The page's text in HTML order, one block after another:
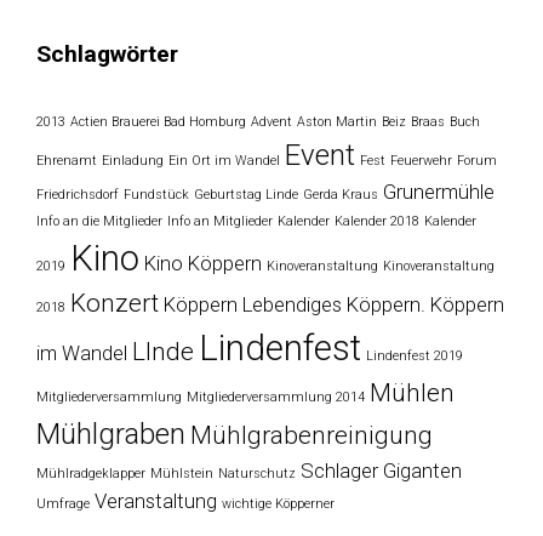
Schlagwörter
2013 Actien Brauerei Bad Homburg Advent Aston Martin Beiz Braas Buch
Ehrenamt Einladung Ein Ort im Wandel Event Fest Feuerwehr Forum
Friedrichsdorf Fundstück Geburtstag Linde Gerda Kraus Grunermühle
Info an die Mitglieder Info an Mitglieder Kalender Kalender 2018 Kalender
2019 Kino Kino Köppern Kinoveranstaltung Kinoveranstaltung
2018 Konzert Köppern Lebendiges Köppern. Köppern
im Wandel LInde Lindenfest Lindenfest 2019
Mitgliederversammlung Mitgliederversammlung 2014 Mühlen
Mühlgraben Mühlgrabenreinigung
Mühlradgeklapper Mühlstein Naturschutz Schlager Giganten
Umfrage Veranstaltung wichtige Köpperner